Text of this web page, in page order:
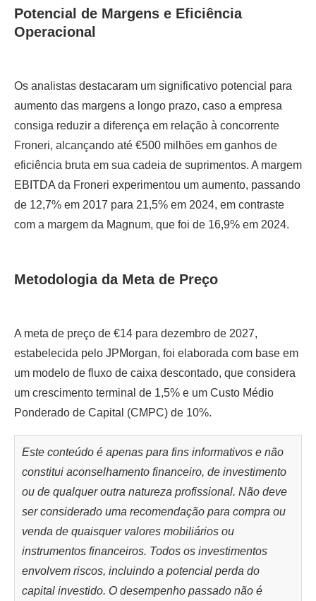
Potencial de Margens e Eficiência
Operacional
Os analistas destacaram um significativo potencial para
aumento das margens a longo prazo, caso a empresa
consiga reduzir a diferença em relação à concorrente
Froneri, alcançando até €500 milhões em ganhos de
eficiência bruta em sua cadeia de suprimentos. A margem
EBITDA da Froneri experimentou um aumento, passando
de 12,7% em 2017 para 21,5% em 2024, em contraste
com a margem da Magnum, que foi de 16,9% em 2024.
Metodologia da Meta de Preço
A meta de preço de €14 para dezembro de 2027,
estabelecida pelo JPMorgan, foi elaborada com base em
um modelo de fluxo de caixa descontado, que considera
um crescimento terminal de 1,5% e um Custo Médio
Ponderado de Capital (CMPC) de 10%.
Este conteúdo é apenas para fins informativos e não
constitui aconselhamento financeiro, de investimento
ou de qualquer outra natureza profissional. Não deve
ser considerado uma recomendação para compra ou
venda de quaisquer valores mobiliários ou
instrumentos financeiros. Todos os investimentos
envolvem riscos, incluindo a potencial perda do
capital investido. O desempenho passado não é